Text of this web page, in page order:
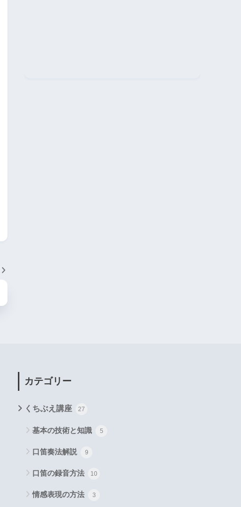
カテゴリー
くちぶえ講座 27
基本の技術と知識 5
口笛奏法解説 9
口笛の録音方法 10
情感表現の方法 3